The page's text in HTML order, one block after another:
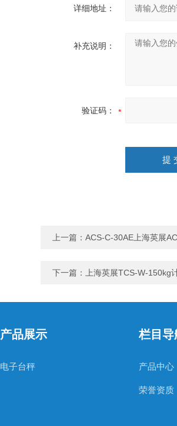
详细地址：
补充说明：
验证码：
上一篇： ACS-C-30AE上海英展
下一篇： 上海英展TCS-W-150kg
产品展示
电子台秤
栏目导
产品中心
荣誉资质